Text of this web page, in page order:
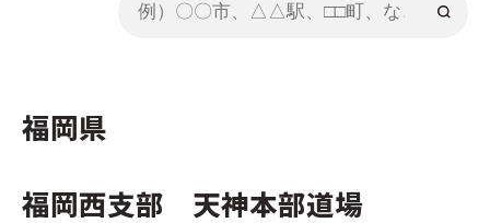
極真会館の概要
本部からのお知らせ
福岡県
福岡西支部 天神本部道場